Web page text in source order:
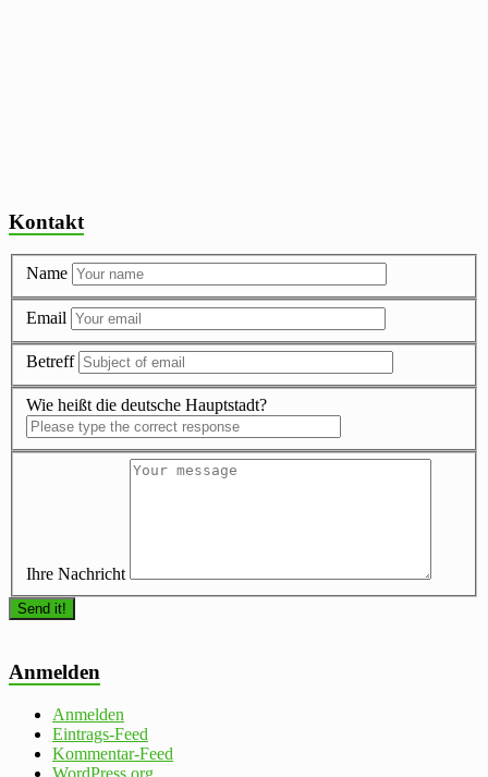
Kontakt
Name
Email
Betreff
Wie heißt die deutsche Hauptstadt?
Ihre Nachricht
Anmelden
Anmelden
Eintrags-Feed
Kommentar-Feed
WordPress.org